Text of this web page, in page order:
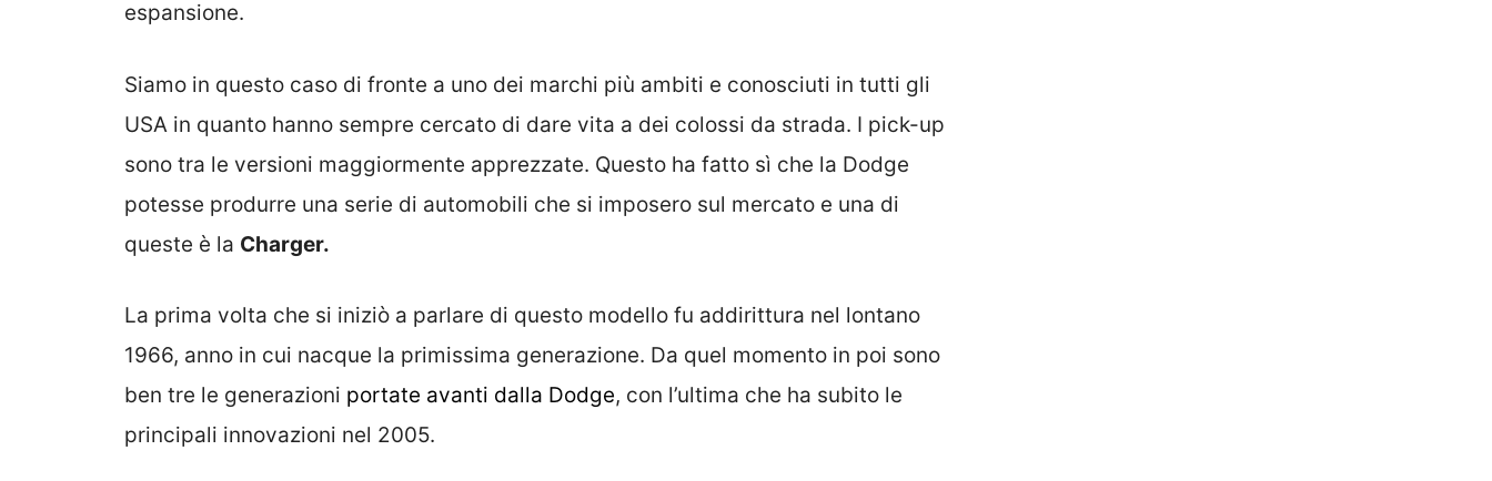
espansione.
Siamo in questo caso di fronte a uno dei marchi più ambiti e conosciuti in tutti gli
USA in quanto hanno sempre cercato di dare vita a dei colossi da strada. I pick-up
sono tra le versioni maggiormente apprezzate. Questo ha fatto sì che la Dodge
potesse produrre una serie di automobili che si imposero sul mercato e una di
queste è la Charger.
La prima volta che si iniziò a parlare di questo modello fu addirittura nel lontano
1966, anno in cui nacque la primissima generazione. Da quel momento in poi sono
ben tre le generazioni portate avanti dalla Dodge, con l’ultima che ha subito le
principali innovazioni nel 2005.